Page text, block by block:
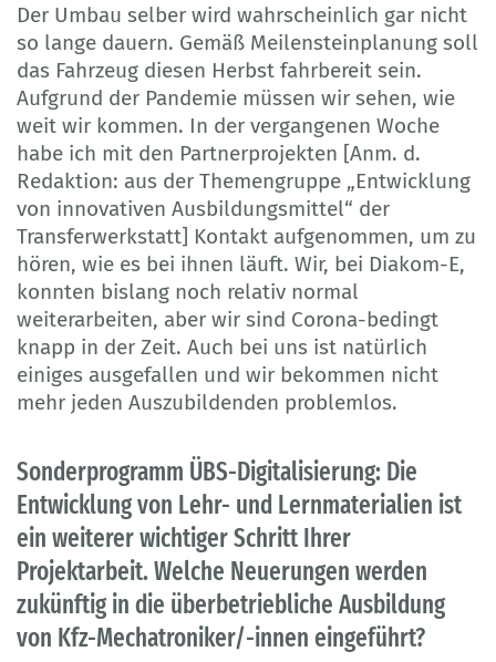
Der Umbau selber wird wahrscheinlich gar nicht
so lange dauern. Gemäß Meilensteinplanung soll
das Fahrzeug diesen Herbst fahrbereit sein.
Aufgrund der Pandemie müssen wir sehen, wie
weit wir kommen. In der vergangenen Woche
habe ich mit den Partnerprojekten [Anm. d.
Redaktion: aus der Themengruppe „Entwicklung
von innovativen Ausbildungsmittel“ der
Transferwerkstatt] Kontakt aufgenommen, um zu
hören, wie es bei ihnen läuft. Wir, bei Diakom-E,
konnten bislang noch relativ normal
weiterarbeiten, aber wir sind Corona-bedingt
knapp in der Zeit. Auch bei uns ist natürlich
einiges ausgefallen und wir bekommen nicht
mehr jeden Auszubildenden problemlos.
Sonderprogramm ÜBS-Digitalisierung: Die
Entwicklung von Lehr- und Lernmaterialien ist
ein weiterer wichtiger Schritt Ihrer
Projektarbeit. Welche Neuerungen werden
zukünftig in die überbetriebliche Ausbildung
von Kfz-Mechatroniker/-innen eingeführt?